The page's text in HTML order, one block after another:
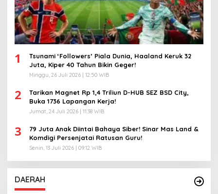
1
Tsunami ‘Followers’ Piala Dunia, Haaland Keruk 32
Juta, Kiper 40 Tahun Bikin Geger!
Minggu, 26 Juli 2026 | 12:50 WIB
2
Tarikan Magnet Rp 1,4 Triliun D-HUB SEZ BSD City,
Buka 1736 Lapangan Kerja!
Jumat, 24 Juli 2026 | 11:38 WIB
3
79 Juta Anak Diintai Bahaya Siber! Sinar Mas Land &
Komdigi Persenjatai Ratusan Guru!
Senin, 13 Juli 2026 | 09:12 WIB
DAERAH